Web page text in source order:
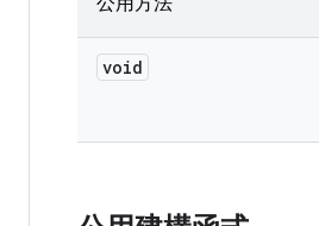
void